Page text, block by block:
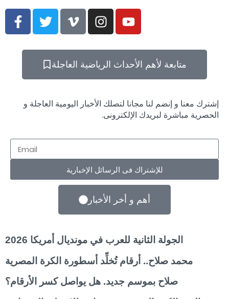
متابعة لأهم الأحداث الرياضية العاجلة
إشترك معنا و إنضم لنا مجانا لتصلك الأخبار اليومية العاجلة و
الحصرية مباشرة لبريدك الإلكترونى.
للإشتراك فى الرسائل الإخبارية
أهم و أخر الأخبار
الجولة الثانية للعرب في مونديال أمريكا 2026
محمد صلاح.. أرقام تُخلِّد أسطورة الكرة المصرية
صلاح بموسم جديد. هل يواصل كسر الأرقام؟